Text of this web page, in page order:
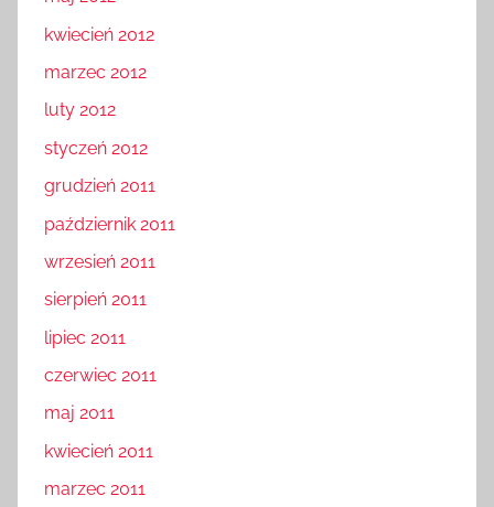
kwiecień 2012
marzec 2012
luty 2012
styczeń 2012
grudzień 2011
październik 2011
wrzesień 2011
sierpień 2011
lipiec 2011
czerwiec 2011
maj 2011
kwiecień 2011
marzec 2011